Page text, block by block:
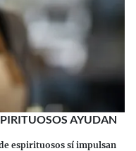
AYUDAN
espirituosos sí impulsan